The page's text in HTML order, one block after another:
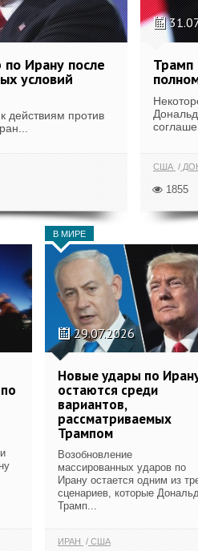
Ирану после
условий
действиям против
Трамп
США
1855
В МИРЕ
29.07.2026
Новые удары по
остаются среди
вариантов,
рассматриваемых
Трампом
Возобновление
массированных ударов по
Ирану остается одним из
сценариев, которые
Трамп...
ИРАН США